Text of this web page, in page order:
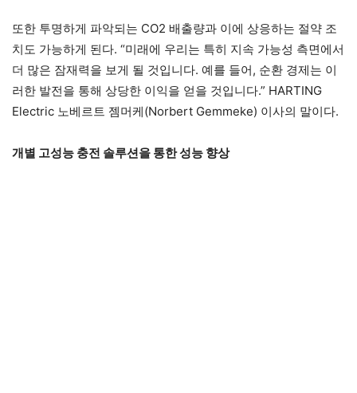
또한 투명하게 파악되는 CO2 배출량과 이에 상응하는 절약 조
치도 가능하게 된다. “미래에 우리는 특히 지속 가능성 측면에서
더 많은 잠재력을 보게 될 것입니다. 예를 들어, 순환 경제는 이
러한 발전을 통해 상당한 이익을 얻을 것입니다.” HARTING
Electric 노베르트 젬머케(Norbert Gemmeke) 이사의 말이다.
개별 고성능 충전 솔루션을 통한 성능 향상